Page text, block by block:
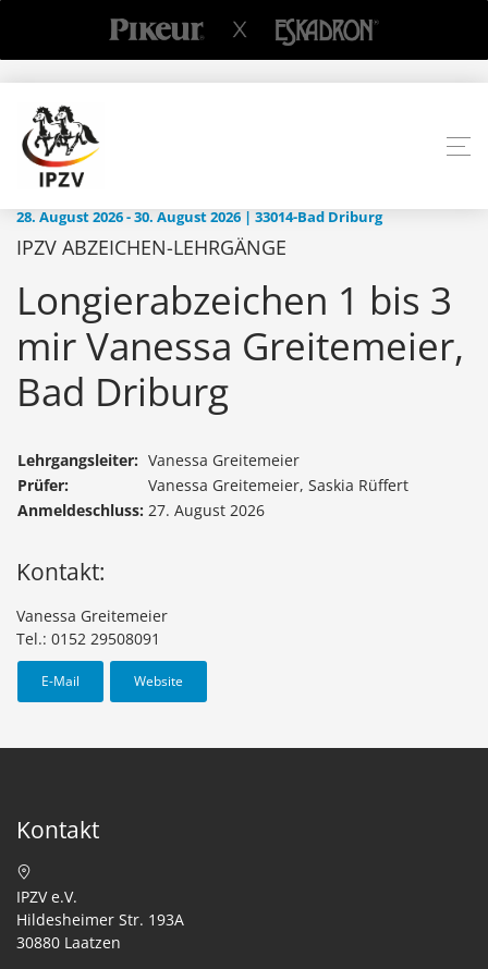
28. August 2026 - 30. August 2026 | 33014-Bad Driburg
IPZV ABZEICHEN-LEHRGÄNGE
Longierabzeichen 1 bis 3
mir Vanessa Greitemeier,
Bad Driburg
Lehrgangsleiter: Vanessa Greitemeier
Prüfer:
Vanessa Greitemeier, Saskia Rüffert
Anmeldeschluss: 27. August 2026
Kontakt:
Vanessa Greitemeier
Tel.: 0152 29508091
E-Mail Website
Kontakt
IPZV e.V.
Hildesheimer Str. 193A
30880 Laatzen